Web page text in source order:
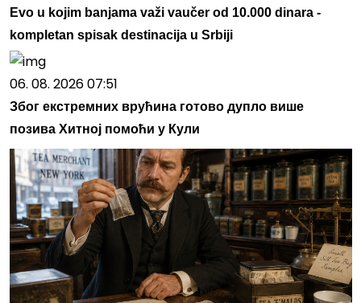
Evo u kojim banjama važi vaučer od 10.000 dinara -
kompletan spisak destinacija u Srbiji
06. 08. 2026 07:51
Због екстремних врућина готово дупло више
позива Хитној помоћи у Кули